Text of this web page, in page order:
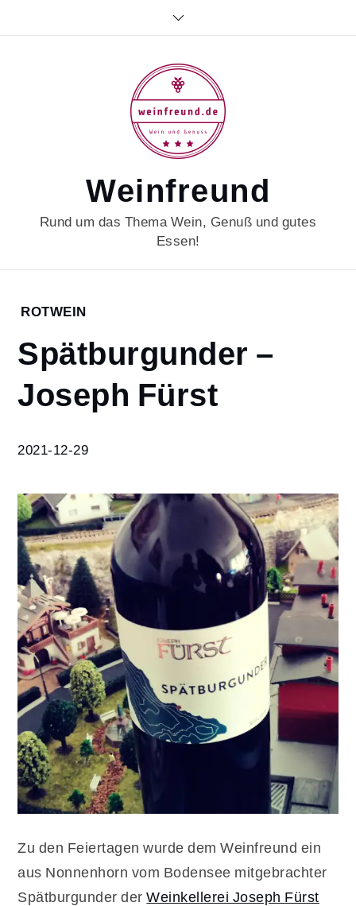
Weinfreund
Rund um das Thema Wein, Genuß und gutes
Essen!
Home
Dezember
Spätburgunder
– Joseph
Fürst
ROTWEIN
Spätburgunder –
Joseph Fürst
2021-12-29
Zu den Feiertagen wurde dem Weinfreund ein
aus Nonnenhorn vom Bodensee mitgebrachter
Spätburgunder derWeinkellerei Joseph Fürst